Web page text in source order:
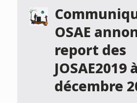
OSAE
report des
décembre